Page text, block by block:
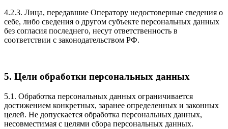
4.2.3. Лица, передавшие Оператору недостоверные сведения о
себе, либо сведения о другом субъекте персональных данных
без согласия последнего, несут ответственность в
соответствии с законодательством РФ.
5. Цели обработки персональных данных
5.1. Обработка персональных данных ограничивается
достижением конкретных, заранее определенных и законных
целей. Не допускается обработка персональных данных,
несовместимая с целями сбора персональных данных.